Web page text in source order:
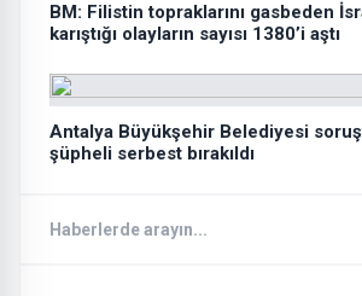
BM: Filistin topraklarını gasbeden
karıştığı olayların sayısı 1380’i aştı
Antalya Büyükşehir Belediyesi
şüpheli serbest bırakıldı